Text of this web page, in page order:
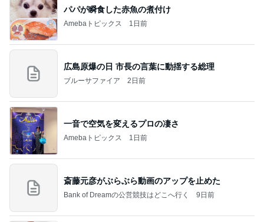
パパが瞬食した赤魚の煮付け
Amebaトピックス 1日前
広島原爆の日 市長の言葉に動揺する総理
ブルーサファイア 2日前
一音で空気を変えるプロの凄さ
Amebaトピックス 1日前
斎藤元彦がぶらぶら動画のアップを止めた
Bank of Dreamの公営競技はどこへ行く 9日前